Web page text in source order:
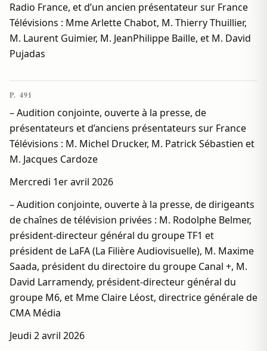
Radio France, et d’un ancien présentateur sur France
Télévisions : Mme Arlette Chabot, M. Thierry Thuillier,
M. Laurent Guimier, M. JeanPhilippe Baille, et M. David
Pujadas
P. 491
– Audition conjointe, ouverte à la presse, de
présentateurs et d’anciens présentateurs sur France
Télévisions : M. Michel Drucker, M. Patrick Sébastien et
M. Jacques Cardoze
Mercredi 1er avril 2026
– Audition conjointe, ouverte à la presse, de dirigeants
de chaînes de télévision privées : M. Rodolphe Belmer,
président-directeur général du groupe TF1 et
président de LaFA (La Filière Audiovisuelle), M. Maxime
Saada, président du directoire du groupe Canal +, M.
David Larramendy, président-directeur général du
groupe M6, et Mme Claire Léost, directrice générale de
CMA Média
Jeudi 2 avril 2026